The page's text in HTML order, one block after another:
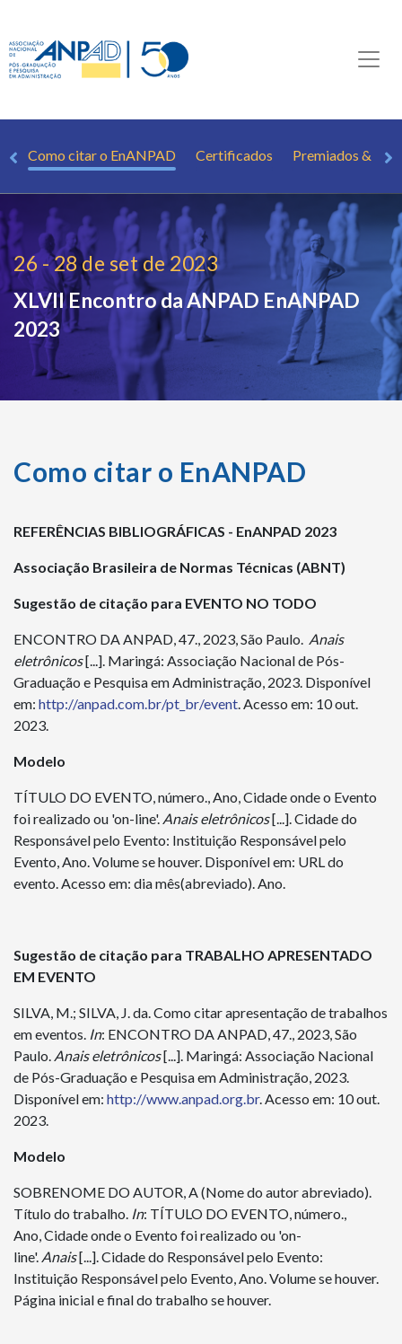
Como citar o EnANPAD Certificados Premiados &
26 - 28 de set de 2023
XLVII Encontro da ANPAD EnANPAD
2023
Como citar o EnANPAD
REFERÊNCIAS BIBLIOGRÁFICAS - EnANPAD 2023
Associação Brasileira de Normas Técnicas (ABNT)
Sugestão de citação para EVENTO NO TODO
ENCONTRO DA ANPAD, 47., 2023, São Paulo. Anais
eletrônicos[...]. Maringá: Associação Nacional de Pós-
Graduação e Pesquisa em Administração, 2023. Disponível
em: http://anpad.com.br/pt_br/event. Acesso em: 10 out.
2023.
Modelo
TÍTULO DO EVENTO, número., Ano, Cidade onde o Evento
foi realizado ou 'on-line'. Anais eletrônicos[...]. Cidade do
Responsável pelo Evento: Instituição Responsável pelo
Evento, Ano. Volume se houver. Disponível em: URL do
evento. Acesso em: dia mês(abreviado). Ano.
Sugestão de citação para TRABALHO APRESENTADO
EM EVENTO
SILVA, M.; SILVA, J. da. Como citar apresentação de trabalhos
em eventos. In: ENCONTRO DA ANPAD, 47., 2023, São
Paulo. Anais eletrônicos[...]. Maringá: Associação Nacional
de Pós-Graduação e Pesquisa em Administração, 2023.
Disponível em: http://www.anpad.org.br. Acesso em: 10 out.
2023.
Modelo
SOBRENOME DO AUTOR, A (Nome do autor abreviado).
Título do trabalho. In: TÍTULO DO EVENTO, número.,
Ano, Cidade onde o Evento foi realizado ou 'on-
line'. Anais[...]. Cidade do Responsável pelo Evento:
Instituição Responsável pelo Evento, Ano. Volume se houver.
Página inicial e final do trabalho se houver.